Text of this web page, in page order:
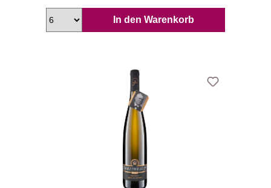
In den Warenkorb